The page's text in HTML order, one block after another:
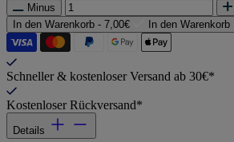
Minus
In den Warenkorb - 7,00€ In den Warenkorb
Schneller & kostenloser Versand ab 30€*
Kostenloser Rückversand*
Details